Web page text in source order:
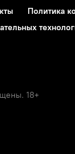
Политика
18+